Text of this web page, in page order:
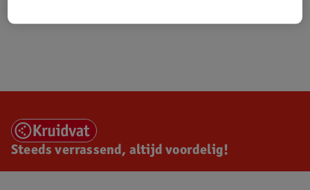
Steeds verrassend, altijd voordelig!